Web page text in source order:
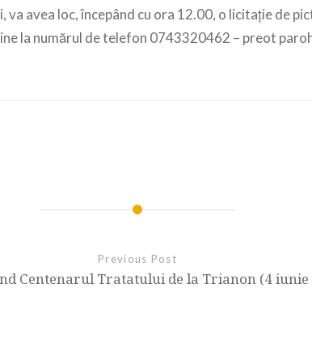
avea loc, începând cu ora 12.00, o licitație de
la numărul de telefon 0743320462 – preot
Previous Post
Centenarul Tratatului de la Trianon (4 iunie